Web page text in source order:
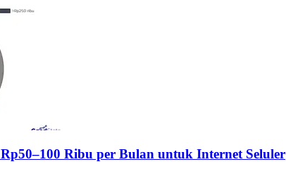
Ribu per Bulan untuk Internet Seluler